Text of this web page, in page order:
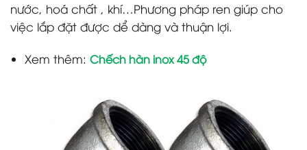
nước, hoá chất , khí…Phương pháp ren giúp cho
việc lắp đặt được dể dàng và thuận lợi.
Xem thêm: Chếch hàn inox 45 độ